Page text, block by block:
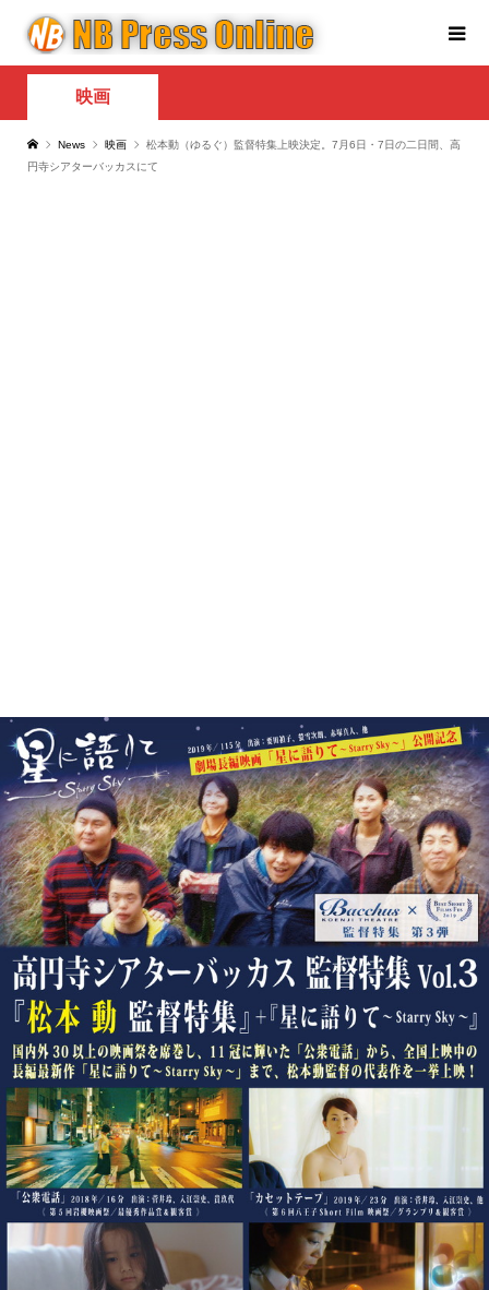
映画
News 映画
松本動（ゆるぐ）監督特集上映決定。7月6日・7日の二日間、高
円寺シアターバッカスにて